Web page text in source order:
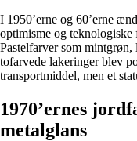
I 1950’erne og 60’erne
optimisme og teknologiske
Pastelfarver som
tofarvede lakeringer blev
transportmiddel, men et
1970’ernes
metalglans